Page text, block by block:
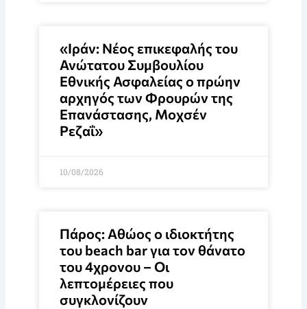
«Ιράν: Νέος επικεφαλής του
Ανώτατου Συμβουλίου
Εθνικής Ασφαλείας ο πρώην
αρχηγός των Φρουρών της
Επανάστασης, Μοχσέν
Ρεζαΐ»
10/08/2026
Πάρος: Αθώος ο ιδιοκτήτης
του beach bar για τον θάνατο
του 4χρονου – Οι
λεπτομέρειες που
συγκλονίζουν